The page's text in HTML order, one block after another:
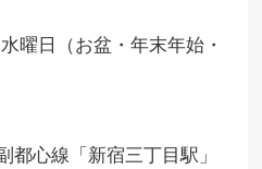
曜日（お盆・年末年始・
心線「新宿三丁目駅」